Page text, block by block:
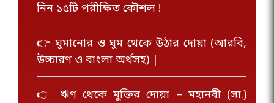
নিন ১৫টি পরীক্ষিত কৌশল !
👉 ঘুমানোর ও ঘুম থেকে উঠার দোয়া (আরবি,
উচ্চারণ ও বাংলা অর্থসহ) |
👉 ঋণ থেকে মুক্তির দোয়া – মহানবী (সা.)